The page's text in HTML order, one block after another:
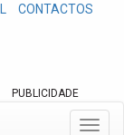
CONTACTOS
PUBLICIDADE
T